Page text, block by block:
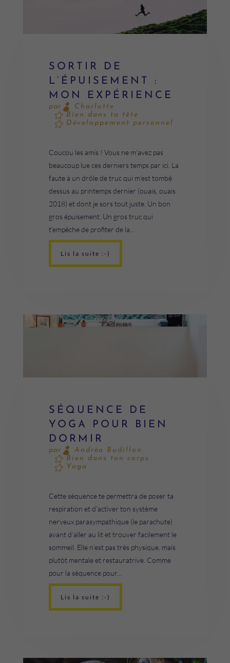
SORTIR DE
L’ÉPUISEMENT :
MON EXPÉRIENCE
par
Charlotte
Bien dans ta tête
Développement personnel
Coucou les amis ! Vous ne m’avez pas
beaucoup lue ces derniers temps par ici. La
faute à un drôle de truc qui m’est tombé
dessus au printemps dernier (ouais, ouais
2018) et dont je sors tout juste. Un bon
gros épuisement. Un gros truc qui
t’empêche de profiter de la...
Lis la suite :-)
SÉQUENCE DE
YOGA POUR BIEN
DORMIR
par
Andréa Budillon
Bien dans ton corps
Yoga
Cette séquence te permettra de poser ta
respiration et d’activer ton système
nerveux parasympathique (le parachute)
avant d’aller au lit et trouver facilement le
sommeil. Elle n’est pas très physique, mais
plutôt mentale et restauratrive. Comme
pour la séquence pour...
Lis la suite :-)